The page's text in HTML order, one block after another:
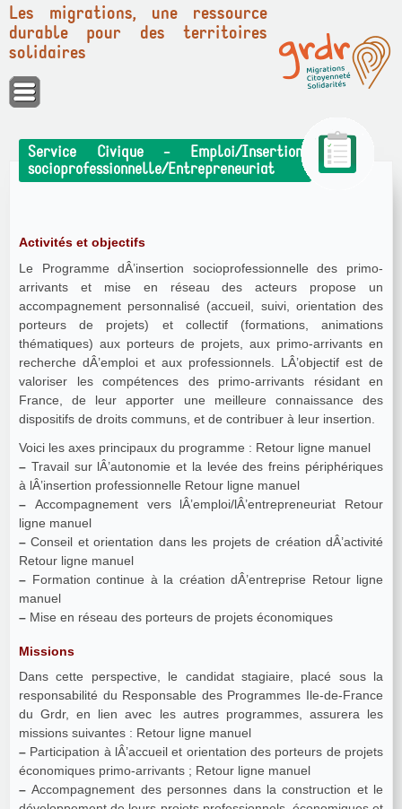
Panneau de gestion des cookies
Les migrations, une ressource
durable pour des territoires
solidaires
Service Civique - Emploi/Insertion
socioprofessionnelle/Entrepreneuriat
Activités et objectifs
Le Programme dÂ’insertion socioprofessionnelle des primo-
arrivants et mise en réseau des acteurs propose un
accompagnement personnalisé (accueil, suivi, orientation des
porteurs de projets) et collectif (formations, animations
thématiques) aux porteurs de projets, aux primo-arrivants en
recherche dÂ’emploi et aux professionnels. LÂ’objectif est de
valoriser les compétences des primo-arrivants résidant en
France, de leur apporter une meilleure connaissance des
dispositifs de droits communs, et de contribuer à leur insertion.
Voici les axes principaux du programme : Retour ligne manuel
– Travail sur lÂ’autonomie et la levée des freins périphériques
à lÂ’insertion professionnelle Retour ligne manuel
– Accompagnement vers lÂ’emploi/lÂ’entrepreneuriat Retour
ligne manuel
– Conseil et orientation dans les projets de création dÂ’activité
Retour ligne manuel
– Formation continue à la création dÂ’entreprise Retour ligne
manuel
– Mise en réseau des porteurs de projets économiques
Missions
Dans cette perspective, le candidat stagiaire, placé sous la
responsabilité du Responsable des Programmes Ile-de-France
du Grdr, en lien avec les autres programmes, assurera les
missions suivantes : Retour ligne manuel
– Participation à lÂ’accueil et orientation des porteurs de projets
économiques primo-arrivants ; Retour ligne manuel
– Accompagnement des personnes dans la construction et le